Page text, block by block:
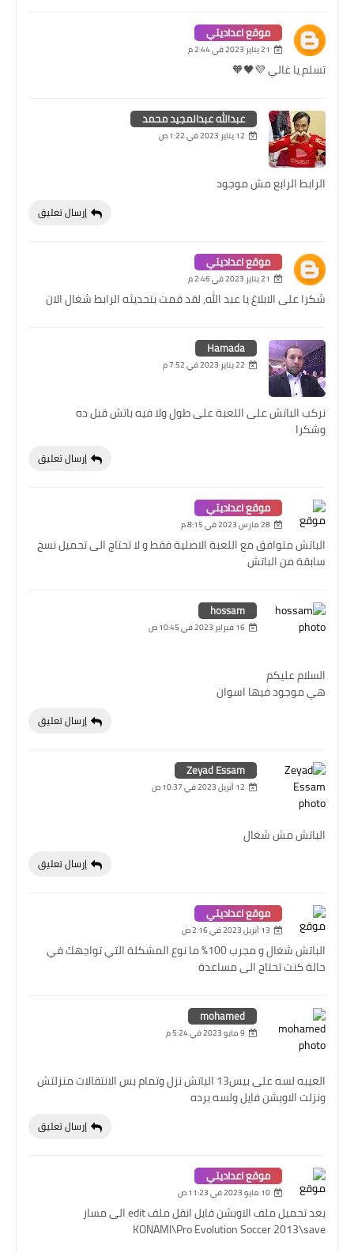
موقع اعداديتي
21 يناير 2023 في 2:44 م
تسلم يا غالي 💜🖤🧡
عبدالله عبدالمجيد محمد
12 يناير 2023 في 1:22 ص
الرابط الرابع مش موجود
إرسال تعليق
موقع اعداديتي
21 يناير 2023 في 2:46 م
شكرا على الابلاغ يا عبد الله, لقد قمت بتحديثه الرابط شغال الان
Hamada
22 يناير 2023 في 7:52 م
نركب الباتش على اللعبة على طول ولا فيه باتش قبل ده
وشكرا
إرسال تعليق
موقع اعداديتي
28 مارس 2023 في 8:15 م
الباتش متوافق مع اللعبة الاصلية فقط و لا تحتاج الى تحميل نسخ
سابقة من الباتش
hossam
16 فبراير 2023 في 10:45 ص
السلام عليكم
هي موجود فيها اسوان
إرسال تعليق
Zeyad Essam
12 أبريل 2023 في 10:37 ص
الباتش مش شغال
إرسال تعليق
موقع اعداديتي
13 أبريل 2023 في 2:16 ص
الباتش شغال و مجرب 100% ما نوع المشكلة التي تواجهك في
حالة كنت تحتاج الى مساعدة
mohamed
9 مايو 2023 في 5:24 م
العيبه لسه على بيس13 الباتش نزل وتمام بس الانتقالات منزلتش
ونزلت الاوبشن فايل ولسه برده
إرسال تعليق
موقع اعداديتي
10 مايو 2023 في 11:23 ص
بعد تحميل ملف الاوبشن فايل انقل ملف edit الى مسار
KONAMI\Pro Evolution Soccer 2013\save